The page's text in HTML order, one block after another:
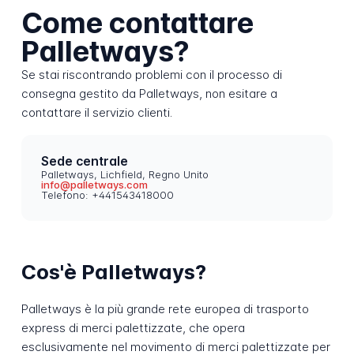
Come contattare
Palletways?
Se stai riscontrando problemi con il processo di
consegna gestito da Palletways, non esitare a
contattare il servizio clienti.
Sede centrale
Palletways, Lichfield, Regno Unito
info@palletways.com
Telefono: +441543418000
Cos'è Palletways?
Palletways è la più grande rete europea di trasporto
express di merci palettizzate, che opera
esclusivamente nel movimento di merci palettizzate per